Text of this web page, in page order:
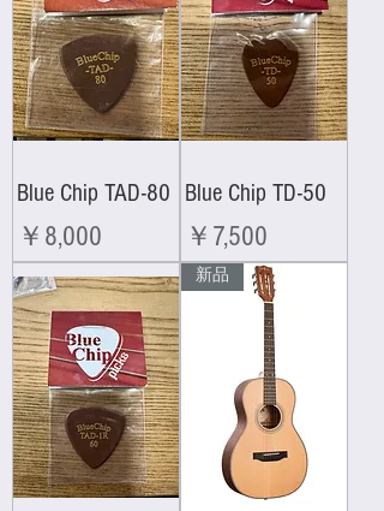
Blue Chip TAD-80
価格
￥8,000
Blue Chip TD-50
価格
￥7,500
新品